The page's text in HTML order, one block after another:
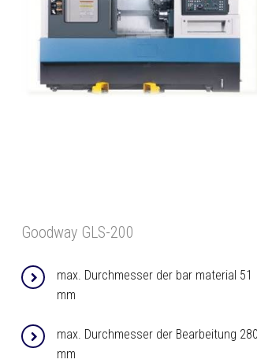
Goodway GLS-200
max. Durchmesser der bar material 51
mm
max. Durchmesser der Bearbeitung 280
mm